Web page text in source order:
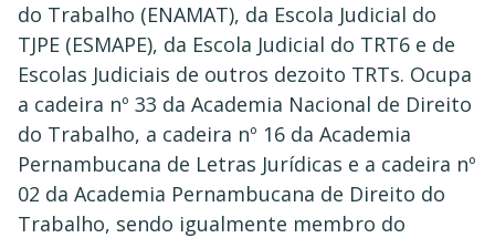
do Trabalho (ENAMAT), da Escola Judicial do
TJPE (ESMAPE), da Escola Judicial do TRT6 e de
Escolas Judiciais de outros dezoito TRTs. Ocupa
a cadeira nº 33 da Academia Nacional de Direito
do Trabalho, a cadeira nº 16 da Academia
Pernambucana de Letras Jurídicas e a cadeira nº
02 da Academia Pernambucana de Direito do
Trabalho, sendo igualmente membro do